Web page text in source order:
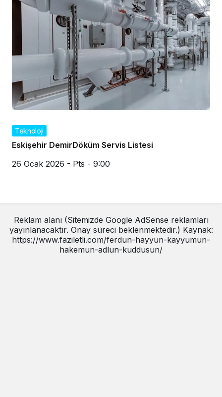
Teknoloji
Eskişehir DemirDöküm Servis Listesi
26 Ocak 2026 - Pts - 9:00
Reklam alanı (Sitemizde Google AdSense reklamları
yayınlanacaktır. Onay süreci beklenmektedir.) Kaynak:
https://www.faziletli.com/ferdun-hayyun-kayyumun-
hakemun-adlun-kuddusun/